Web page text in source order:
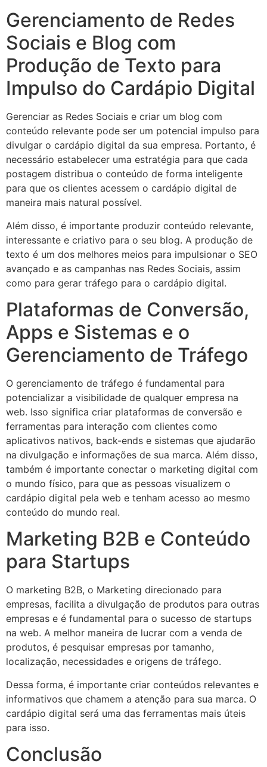
Gerenciamento de Redes
Sociais e Blog com
Produção de Texto para
Impulso do Cardápio Digital
Gerenciar as Redes Sociais e criar um blog com
conteúdo relevante pode ser um potencial impulso para
divulgar o cardápio digital da sua empresa. Portanto, é
necessário estabelecer uma estratégia para que cada
postagem distribua o conteúdo de forma inteligente
para que os clientes acessem o cardápio digital de
maneira mais natural possível.
Além disso, é importante produzir conteúdo relevante,
interessante e criativo para o seu blog. A produção de
texto é um dos melhores meios para impulsionar o SEO
avançado e as campanhas nas Redes Sociais, assim
como para gerar tráfego para o cardápio digital.
Plataformas de Conversão,
Apps e Sistemas e o
Gerenciamento de Tráfego
O gerenciamento de tráfego é fundamental para
potencializar a visibilidade de qualquer empresa na
web. Isso significa criar plataformas de conversão e
ferramentas para interação com clientes como
aplicativos nativos, back-ends e sistemas que ajudarão
na divulgação e informações de sua marca. Além disso,
também é importante conectar o marketing digital com
o mundo físico, para que as pessoas visualizem o
cardápio digital pela web e tenham acesso ao mesmo
conteúdo do mundo real.
Marketing B2B e Conteúdo
para Startups
O marketing B2B, o Marketing direcionado para
empresas, facilita a divulgação de produtos para outras
empresas e é fundamental para o sucesso de startups
na web. A melhor maneira de lucrar com a venda de
produtos, é pesquisar empresas por tamanho,
localização, necessidades e origens de tráfego.
Dessa forma, é importante criar conteúdos relevantes e
informativos que chamem a atenção para sua marca. O
cardápio digital será uma das ferramentas mais úteis
para isso.
Conclusão